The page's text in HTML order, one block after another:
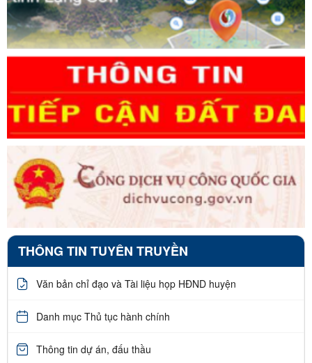
THÔNG TIN TUYÊN TRUYỀN
Văn bản chỉ đạo và Tài liệu họp HĐND huyện
Danh mục Thủ tục hành chính
Thông tin dự án, đấu thầu